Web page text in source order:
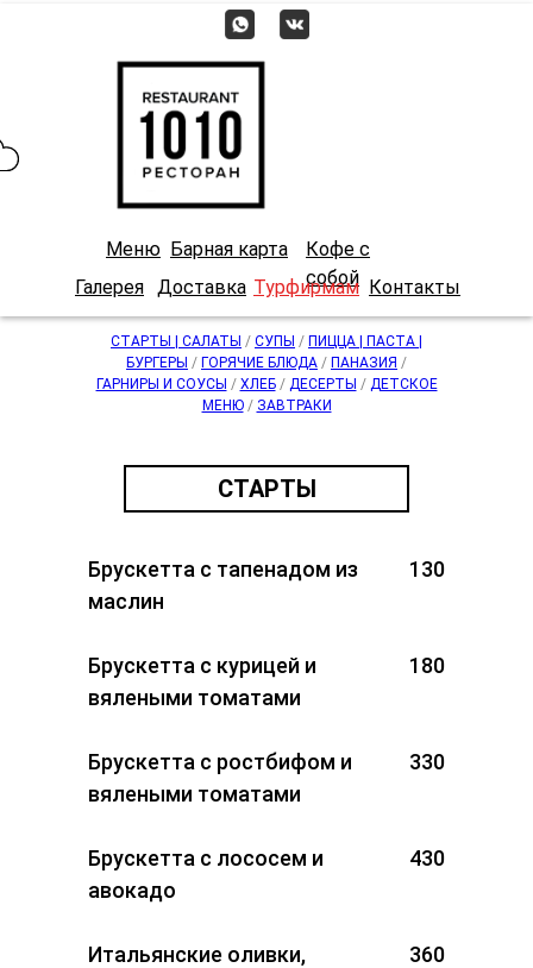
Меню
Кофе с
собой
Галерея Турфирмам Контакты
Барная карта
Доставка
СТАРТЫ | САЛАТЫ / СУПЫ / ПИЦЦА | ПАСТА |
БУРГЕРЫ / ГОРЯЧИЕ БЛЮДА / ПАНАЗИЯ /
ГАРНИРЫ И СОУСЫ / ХЛЕБ/ ДЕСЕРТЫ / ДЕТСКОЕ
МЕНЮ/ ЗАВТРАКИ
СТАРТЫ
Брускетта с тапенадом из
маслин
Брускетта с курицей и
вялеными томатами
Брускетта с ростбифом и
вялеными томатами
Брускетта с лососем и
авокадо
Итальянские оливки,
130
180
330
430
360